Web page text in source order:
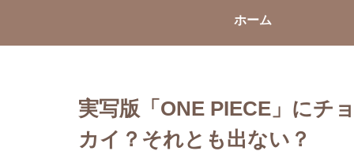
ホーム
実写版「ONE PIECE」にチ
カイ？それとも出ない？